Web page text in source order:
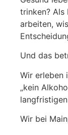
trinken? Als
arbeiten,
Und das
Wir erleben
„kein
Wir bei